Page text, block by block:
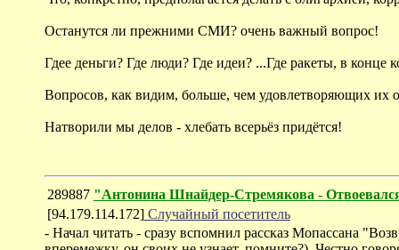
Останутся ли прежними СМИ? очень важный вопрос!
Гдее деньги? Где люди? Где идеи? ...Где ракеты, в конце
Вопросов, как видим, больше, чем удовлетворяющих их
Натворили мы делов - хлебать всерьёз придётся!
289887 "Антонина Шнайдер-Стремякова -
[94.179.114.172] Случайный посетитель
- Начал читать - сразу вспомнил рассказ Мопассана